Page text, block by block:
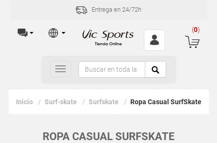
Entrega en 24/72h
(0)
Toggle
navigation
Inicio Surf-skate Surfskate Ropa Casual SurfSkate
ROPA CASUAL SURFSKATE